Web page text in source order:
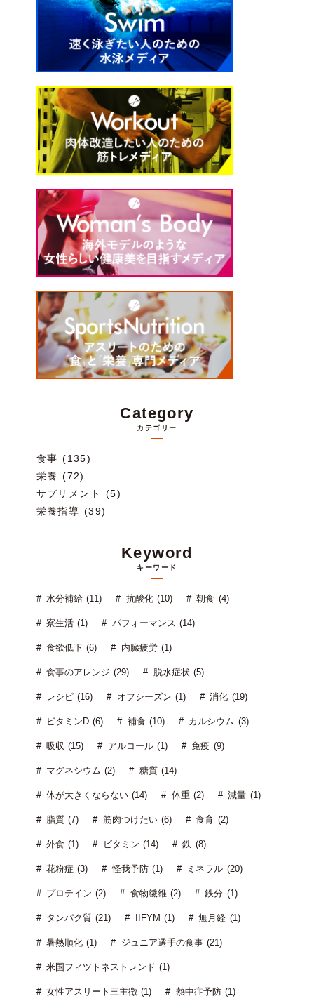
Category
カテゴリー
食事 (135)
栄養 (72)
サプリメント (5)
栄養指導 (39)
Keyword
キーワード
水分補給 (11) 抗酸化 (10) 朝食 (4)
寮生活 (1) パフォーマンス (14)
食欲低下 (6) 内臓疲労 (1)
食事のアレンジ (29) 脱水症状 (5)
レシピ (16) オフシーズン (1) 消化 (19)
ビタミンD (6) 補食 (10) カルシウム (3)
吸収 (15) アルコール (1) 免疫 (9)
マグネシウム (2) 糖質 (14)
体が大きくならない (14) 体重 (2) 減量 (1)
脂質 (7) 筋肉つけたい (6) 食育 (2)
外食 (1) ビタミン (14) 鉄 (8)
花粉症 (3) 怪我予防 (1) ミネラル (20)
プロテイン (2) 食物繊維 (2) 鉄分 (1)
タンパク質 (21) IIFYM (1) 無月経 (1)
暑熱順化 (1) ジュニア選手の食事 (21)
米国フィツトネストレンド (1)
女性アスリート三主徴 (1) 熱中症予防 (1)